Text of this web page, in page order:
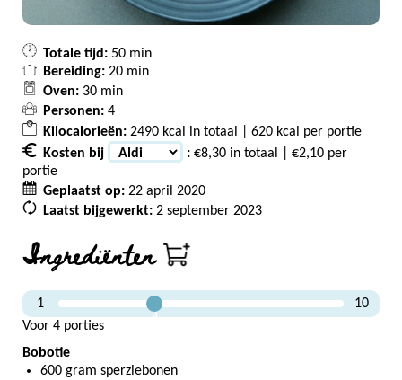
Totale tijd: 50 min
Bereiding: 20 min
Oven: 30 min
Personen: 4
Kilocalorieën: 2490 kcal in totaal | 620 kcal per portie
Kosten bij
: €8,30 in totaal | €2,10 per
portie
Geplaatst op: 22 april 2020
Laatst bijgewerkt: 2 september 2023
Ingrediënten
1
4
10
Voor 4 porties
Bobotie
600 gram sperziebonen